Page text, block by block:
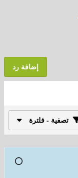
إضافة رد
تصفية - فلترة